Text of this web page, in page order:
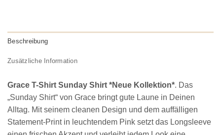
Beschreibung
Zusätzliche Information
Grace T-Shirt Sunday Shirt *Neue Kollektion*. Das
„Sunday Shirt“ von Grace bringt gute Laune in Deinen
Alltag. Mit seinem cleanen Design und dem auffälligen
Statement-Print in leuchtendem Pink setzt das Longsleeve